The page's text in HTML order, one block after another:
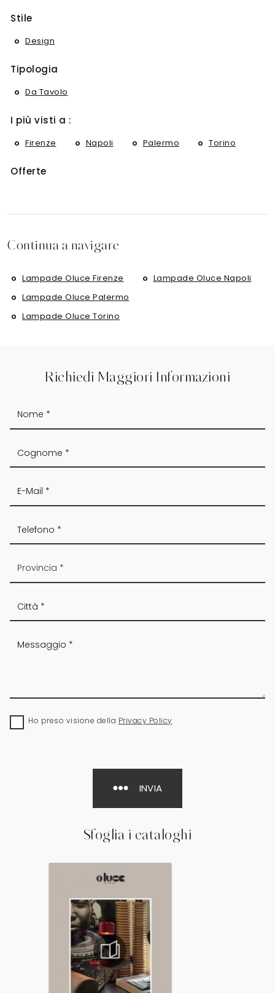
Stile
Design
Tipologia
Da Tavolo
I più visti a :
Firenze Napoli Palermo Torino
Offerte
Continua a navigare
Lampade Oluce Firenze
Lampade Oluce Napoli
Lampade Oluce Palermo
Lampade Oluce Torino
Sfoglia i cataloghi
Richiedi Maggiori Informazioni
Ho preso visione della Privacy Policy
INVIA